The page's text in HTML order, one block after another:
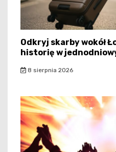
Odkryj skarby wokół
historię w
8 sierpnia 2026